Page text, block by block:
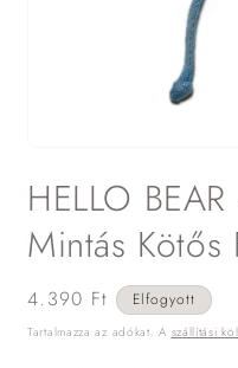
megnyitása
a
párbeszédpanelen
HELLO
Mintás Kötős
Normál
ár
4.390 Ft Elfogyott
Tartalmazza az adókat. A szállítási